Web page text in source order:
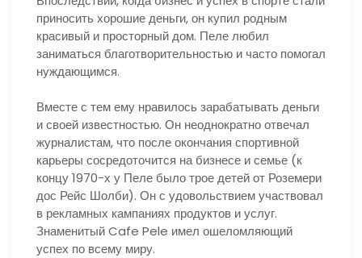
приносить хорошие деньги, он купил родным
красивый и просторный дом. Пеле любил
заниматься благотворительностью и часто помогал
нуждающимся.
Вместе с тем ему нравилось зарабатывать деньги
и своей известностью. Он неоднократно отвечал
журналистам, что после окончания спортивной
карьеры сосредоточится на бизнесе и семье (к
концу 1970-х у Пеле было трое детей от Роземери
дос Рейс Шолби). Он с удовольствием участвовал
в рекламных кампаниях продуктов и услуг.
Знаменитый Cafe Pele имел ошеломляющий
успех по всему миру.